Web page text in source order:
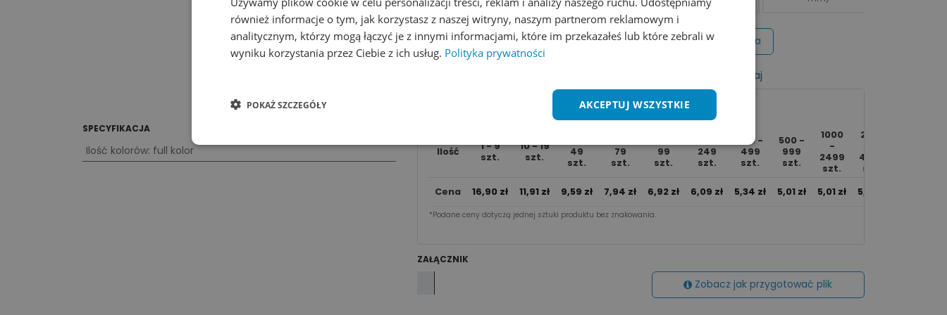
SPECYFIKACJA
Ilość kolorów: full kolor
Dodaj do koszyka Wycena na maila
Porównaj
Cena za sztu​kę zależy od nakładu:
Ilość
1 - 9
szt.
10 - 19
szt.
49
szt.
79
szt.
99
szt.
249
szt.
250 -
499
szt.
500 -
999
szt.
1000
-
2499
szt.
2500
4999
szt.
Cena 16,90 zł 11,91 zł 9,59 zł 7,94 zł 6,92 zł 6,09 zł 5,34 zł 5,01 zł 5,01 zł 5,01
*Podane ceny dotyczą jednej sztuki produktu bez znakowania.​
ZAŁĄCZNIK
Zobacz jak przygotować plik
również informacje o tym, jak korzystasz z naszej witryny, naszym partnerom reklamowym i
analitycznym, którzy mogą łączyć je z innymi informacjami, które im przekazałeś lub które zebrali w
wyniku korzystania przez Ciebie z ich usług. Polityka prywatności
AKCEPTUJ WSZYSTKIE
POKAŻ SZCZEGÓŁY